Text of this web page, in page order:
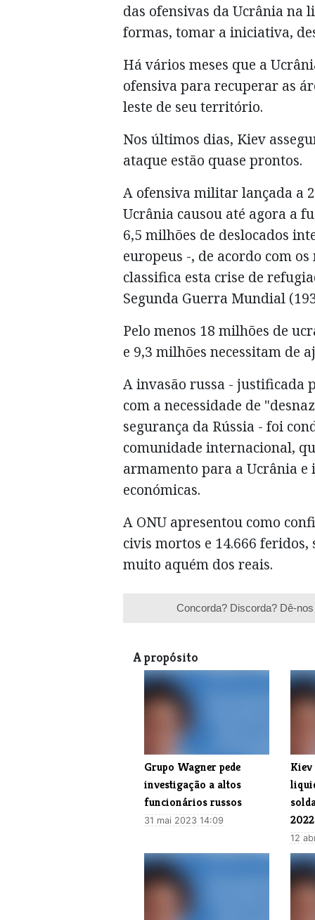
das ofensivas da Ucrânia na
formas, tomar a iniciativa,
Há vários meses que a
ofensiva para recuperar as
leste de seu território.
Nos últimos dias, Kiev
ataque estão quase prontos.
A ofensiva militar lançada a
Ucrânia causou até agora a
6,5 milhões de deslocados
europeus -, de acordo com
classifica esta crise de
Segunda Guerra Mundial
Pelo menos 18 milhões de
e 9,3 milhões necessitam de
A invasão russa - justificada
com a necessidade de
segurança da Rússia - foi
comunidade internacional,
armamento para a Ucrânia e
económicas.
A ONU apresentou como
civis mortos e 14.666
muito aquém dos reais.
Concorda? Discorda? Dê-
A propósito
Grupo Wagner pede
investigação a altos
funcionários russos
31 mai 2023 14:09
2022
12